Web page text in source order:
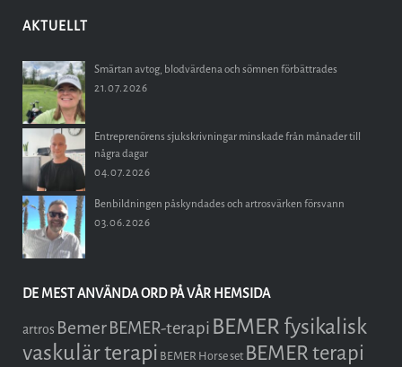
AKTUELLT
Smärtan avtog, blodvärdena och sömnen förbättrades
21.07.2026
Entreprenörens sjukskrivningar minskade från månader till
några dagar
04.07.2026
Benbildningen påskyndades och artrosvärken försvann
03.06.2026
DE MEST ANVÄNDA ORD PÅ VÅR HEMSIDA
artros BemerBEMER-terapi BEMER fysikalisk
vaskulär terapi BEMER Horse set BEMER terapi